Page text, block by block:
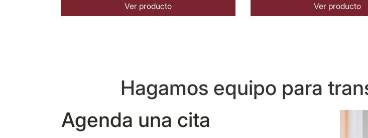
Ver producto Ver producto
Hagamos equipo para
Agenda una cita